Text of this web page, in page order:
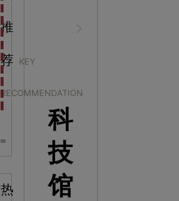
CENTER
推
荐 KEY
RECOMMENDATION
非遗文化展厅设计要点：展厅布局策展技巧和创新元
航空航天科技馆设计思路：如何设计促进公众的兴趣
目前科技馆的展示内容主要包含哪些几个方面？
全息体验馆设计：打造身临其境的奇妙世界
热
科
技
馆